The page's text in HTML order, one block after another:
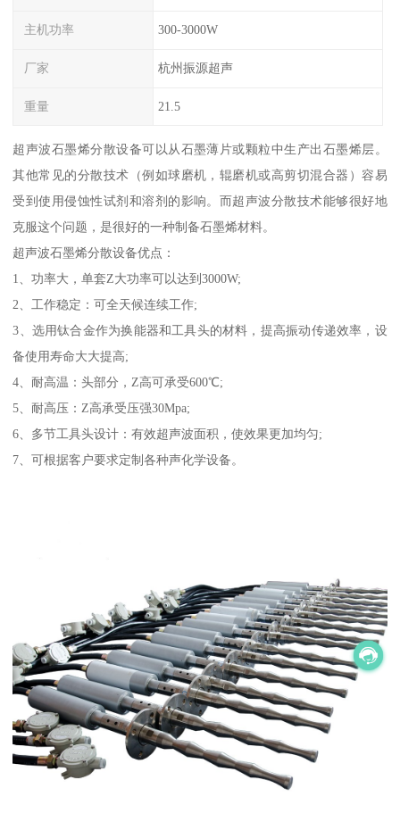
主机功率 300-3000W
厂家 杭州振源超声
重量 21.5
超声波石墨烯分散设备可以从石墨薄片或颗粒中生产出石墨烯层。
其他常见的分散技术（例如球磨机，辊磨机或高剪切混合器）容易
受到使用侵蚀性试剂和溶剂的影响。而超声波分散技术能够很好地
克服这个问题，是很好的一种制备石墨烯材料。
超声波石墨烯分散设备优点：
1、功率大，单套Z大功率可以达到3000W;
2、工作稳定：可全天候连续工作;
3、选用钛合金作为换能器和工具头的材料，提高振动传递效率，设
备使用寿命大大提高;
4、耐高温：头部分，Z高可承受600℃;
5、耐高压：Z高承受压强30Mpa;
6、多节工具头设计：有效超声波面积，使效果更加均匀;
7、可根据客户要求定制各种声化学设备。